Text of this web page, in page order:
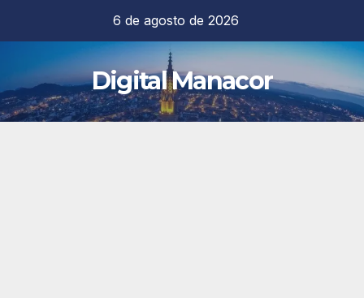
contenido
6 de agosto de 2026
Digital Manacor